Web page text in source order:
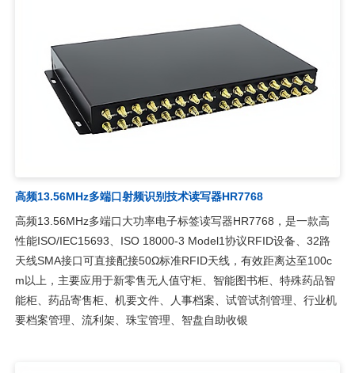
高频13.56MHz多端口射频识别技术读写器HR7768
高频13.56MHz多端口大功率电子标签读写器HR7768，是一款高
性能ISO/IEC15693、ISO 18000-3 Model1协议RFID设备、32路
天线SMA接口可直接配接50Ω标准RFID天线，有效距离达至100c
m以上，主要应用于新零售无人值守柜、智能图书柜、特殊药品智
能柜、药品寄售柜、机要文件、人事档案、试管试剂管理、行业机
要档案管理、流利架、珠宝管理、智盘自助收银